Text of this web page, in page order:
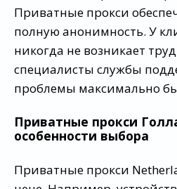
Приватные прокси
полную анонимность. У
никогда не возникает
специалисты службы
проблемы максимально
Приватные прокси
особенности выбора
Приватные прокси